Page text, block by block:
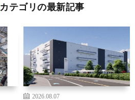
カテゴリの最新記事
2026.08.07